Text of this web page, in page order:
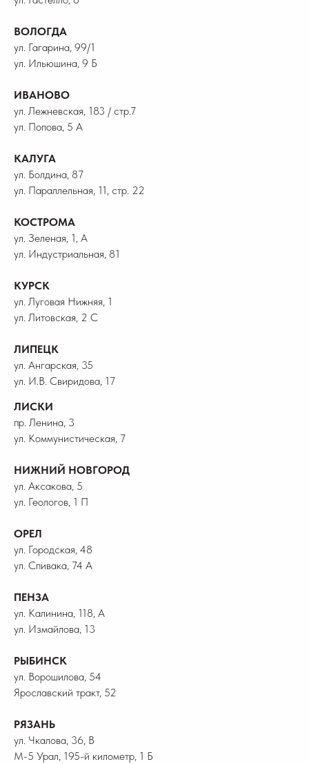
ВОЛОГДА
ул. Гагарина, 99/1
ул. Ильюшина, 9 Б
ИВАНОВО
ул. Лежневская, 183 / стр.7
ул. Попова, 5 А
КАЛУГА
ул. Болдина, 87
ул. Параллельная, 11, стр. 22
КОСТРОМА
ул. Зеленая, 1, А
ул. Индустриальная, 81
КУРСК
ул. Луговая Нижняя, 1
ул. Литовская, 2 С
ЛИПЕЦК
ул. Ангарская, 35
ул. И.В. Свиридова, 17
ЛИСКИ
пр. Ленина, 3
ул. Коммунистическая, 7
НИЖНИЙ НОВГОРОД
ул. Аксакова, 5
ул. Геологов, 1 П
ОРЕЛ
ул. Городская, 48
ул. Спивака, 74 А
ПЕНЗА
ул. Калинина, 118, А
ул. Измайлова, 13
РЫБИНСК
ул. Ворошилова, 54
Ярославский тракт, 52
РЯЗАНЬ
ул. Чкалова, 36, В
М-5 Урал, 195-й километр, 1 Б